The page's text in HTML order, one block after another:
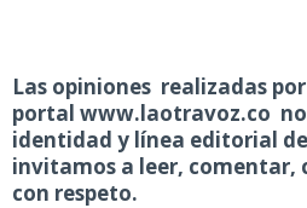
Las opiniones realizadas
portal www.laotravoz.co
identidad y línea editorial
invitamos a leer, comentar,
con respeto.